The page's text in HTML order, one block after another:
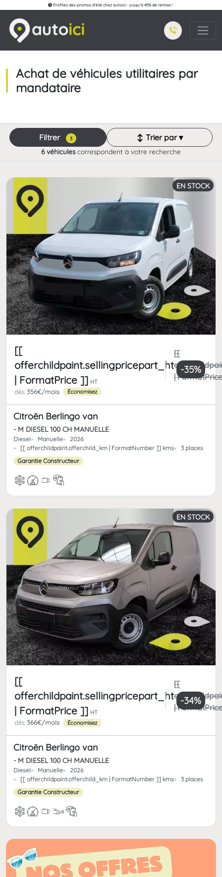
Profitez des promos d'été chez autoici - jusqu'à 45% de remise !
Achat de véhicules utilitaires par
mandataire
Filtrer 3 ↕ Trier par ▾
6 véhiculescorrespondent à votre recherche
EN STOCK
[[
offerchildpaint.sellingpricepart_ht
| FormatPrice ]] HT
[[
|
dès 356€/mois Économisez
-35%
Citroën Berlingo van
- M DIESEL 100 CH MANUELLE
Diesel Manuelle
2026
[[ offerchildpaint.offerchild_km | FormatNumber ]] kms
3 places
Garantie Constructeur
EN STOCK
[[
offerchildpaint.sellingpricepart_ht
| FormatPrice ]] HT
[[
|
dès 366€/mois Économisez
-34%
Citroën Berlingo van
- M DIESEL 100 CH MANUELLE
Diesel Manuelle
2026
[[ offerchildpaint.offerchild_km | FormatNumber ]] kms
3 places
Garantie Constructeur